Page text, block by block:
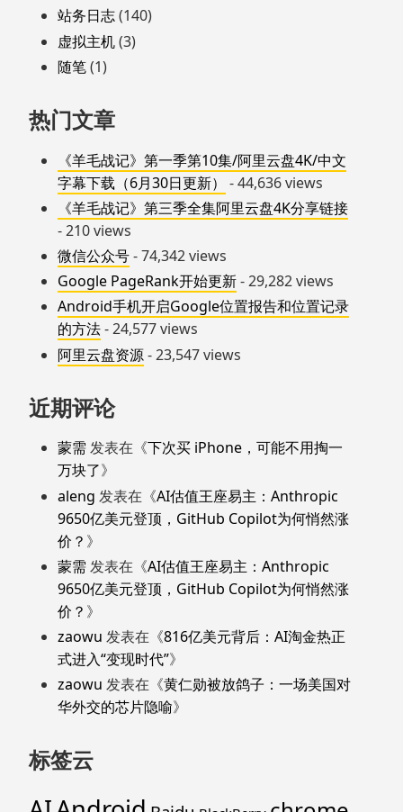
站务日志(140)
虚拟主机(3)
随笔(1)
热门文章
《羊毛战记》第一季第10集/阿里云盘4K/中文
字幕下载（6月30日更新）
- 44,636 views
《羊毛战记》第三季全集阿里云盘4K分享链接
- 210 views
微信公众号- 74,342 views
Google PageRank开始更新- 29,282 views
Android手机开启Google位置报告和位置记录
的方法- 24,577 views
阿里云盘资源- 23,547 views
近期评论
蒙需 发表在《下次买 iPhone，可能不用掏一
万块了》
aleng 发表在《AI估值王座易主：Anthropic
9650亿美元登顶，GitHub Copilot为何悄然涨
价？ 》
蒙需 发表在《AI估值王座易主：Anthropic
9650亿美元登顶，GitHub Copilot为何悄然涨
价？ 》
zaowu 发表在《816亿美元背后：AI淘金热正
式进入“变现时代”》
zaowu 发表在《黄仁勋被放鸽子：一场美国对
华外交的芯片隐喻》
标签云